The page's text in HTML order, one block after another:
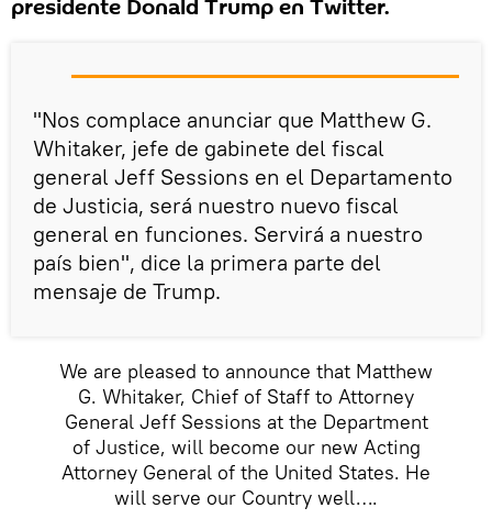
presidente Donald Trump en Twitter.
"Nos complace anunciar que Matthew G.
Whitaker, jefe de gabinete del fiscal
general Jeff Sessions en el Departamento
de Justicia, será nuestro nuevo fiscal
general en funciones. Servirá a nuestro
país bien", dice la primera parte del
mensaje de Trump.
We are pleased to announce that Matthew
G. Whitaker, Chief of Staff to Attorney
General Jeff Sessions at the Department
of Justice, will become our new Acting
Attorney General of the United States. He
will serve our Country well….